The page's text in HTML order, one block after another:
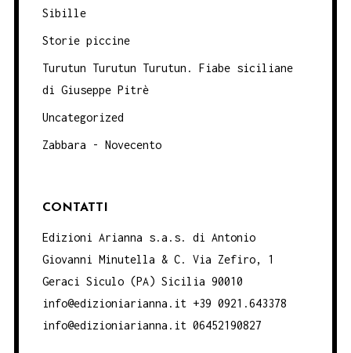
Sibille
Storie piccine
Turutun Turutun Turutun. Fiabe siciliane
di Giuseppe Pitrè
Uncategorized
Zabbara - Novecento
CONTATTI
Edizioni Arianna s.a.s. di Antonio
Giovanni Minutella & C. Via Zefiro, 1
Geraci Siculo (PA) Sicilia 90010
info@edizioniarianna.it +39 0921.643378
info@edizioniarianna.it 06452190827